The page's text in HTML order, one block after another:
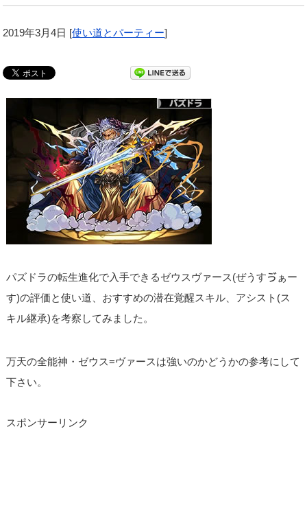
2019年3月4日 [使い道とパーティー]
パズドラの転生進化で入手できるゼウスヴァース(ぜうすゔぁー
す)の評価と使い道、おすすめの潜在覚醒スキル、アシスト(ス
キル継承)を考察してみました。
万天の全能神・ゼウス=ヴァースは強いのかどうかの参考にして
下さい。
スポンサーリンク